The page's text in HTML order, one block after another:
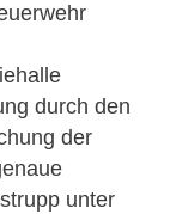
durch den
der
unter